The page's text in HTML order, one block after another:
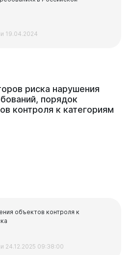
19.04.2024
риска нарушения
порядок
контроля к категориям
объектов контроля к
24.12.2025 09:38:00